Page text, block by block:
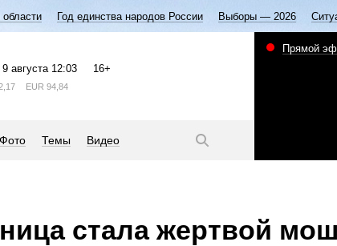
Год единства народов России Выборы — 2026
9 августа 12:03 16+
EUR 94,84
Фото Темы Видео
Прямой
стала жертвой